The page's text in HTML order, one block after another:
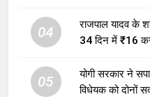
04
राजपाल यादव के
34 दिन में ₹16
05
योगी सरकार ने
विधेयक को दोनों